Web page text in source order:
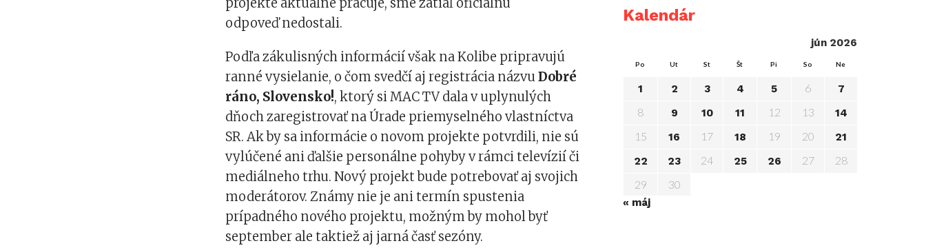
odpoveď nedostali.
Podľa zákulisných informácií však na Kolibe pripravujú
ranné vysielanie, o čom svedčí aj registrácia názvuDobré
ráno, Slovensko!, ktorý si MAC TV dala v uplynulých
dňoch zaregistrovať na Úrade priemyselného vlastníctva
SR. Ak by sa informácie o novom projekte potvrdili, nie sú
vylúčené ani ďalšie personálne pohyby v rámci televízií či
mediálneho trhu. Nový projekt bude potrebovať aj svojich
moderátorov. Známy nie je ani termín spustenia
prípadného nového projektu, možným by mohol byť
september ale taktiež aj jarná časť sezóny.
Kalendár
jún 2026
Po Ut St Št Pi So Ne
1 2 3 4 5 6 7
8 9 10 11 12 13 14
15 16 17 18 19 20
21
22
23 24 25 26 27
28
29
30
« máj